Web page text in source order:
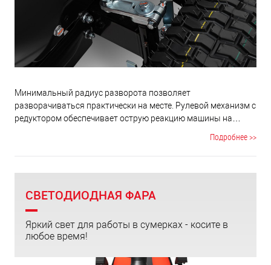
Минимальный радиус разворота позволяет
разворачиваться практически на месте. Рулевой механизм c
редуктором обеспечивает острую реакцию машины на
Подробнее >>
СВЕТОДИОДНАЯ ФАРА
Яркий свет для работы в сумерках - косите в
любое время!